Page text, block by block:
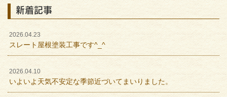
新着記事
2026.04.23
スレート屋根塗装工事です^_^
2026.04.10
いよいよ天気不安定な季節近づいてまいりました。